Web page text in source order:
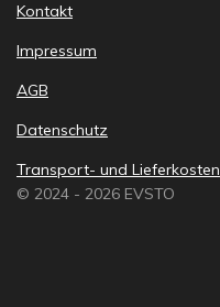
Kontakt
Impressum
AGB
Datenschutz
Transport- und Lieferkosten
© 2024 - 2026 EVSTO